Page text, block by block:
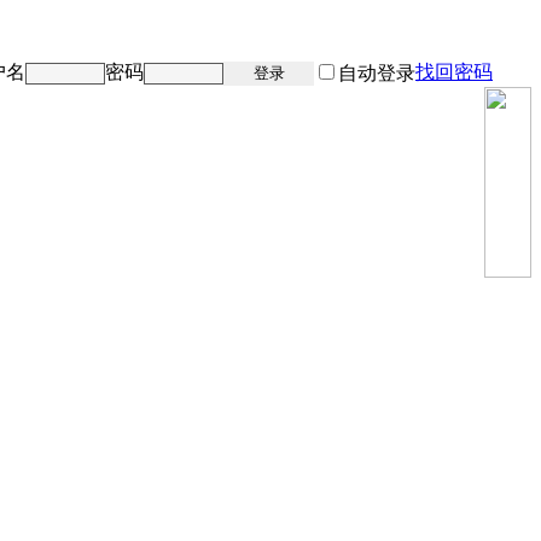
名 密码 登录 自动登录找回密码